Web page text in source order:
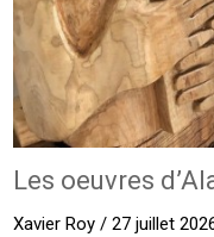
Les oeuvres
Xavier Roy / 27 juillet